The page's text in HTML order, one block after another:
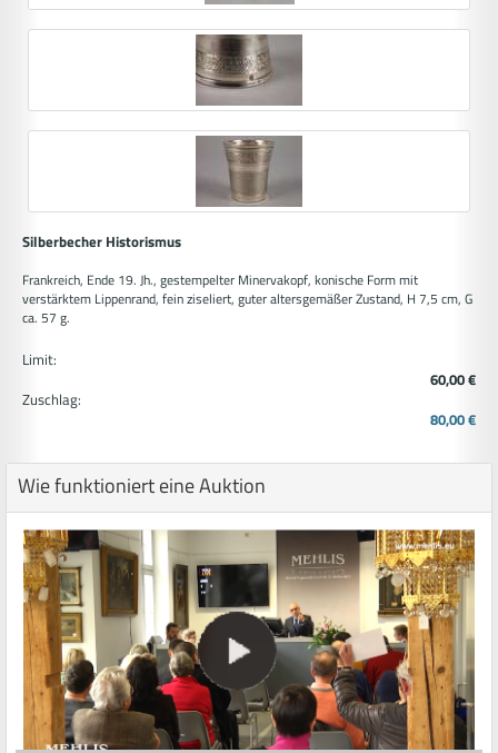
Silberbecher Historismus
Frankreich, Ende 19. Jh., gestempelter Minervakopf, konische Form mit
verstärktem Lippenrand, fein ziseliert, guter altersgemäßer Zustand, H 7,5 cm, G
ca. 57 g.
Limit:
60,00 €
Zuschlag:
80,00 €
Wie funktioniert eine Auktion